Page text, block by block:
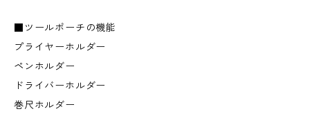
■ツールポーチの機能
プライヤーホルダー
ペンホルダー
ドライバーホルダー
巻尺ホルダー